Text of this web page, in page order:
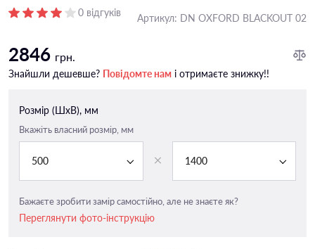
0 відгуків Артикул: DN OXFORD BLACKOUT 02
2846 грн.
Знайшли дешевше? Повідомте нам і отримаєте знижку!!
Розмір (ШxВ), мм
Вкажіть власний розмір, мм
500 1400
Бажаєте зробити замір самостійно, але не знаєте як?
Переглянути фото-інструкцію